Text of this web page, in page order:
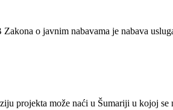
o javnim nabavama je nabava
projekta može naći u Šumariji u kojoj se